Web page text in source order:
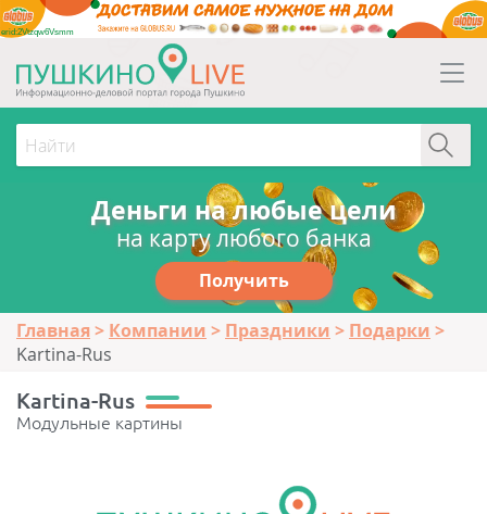
erid:2Vtzqw6Vsmm
Деньги на любые цели
на карту любого банка
Получить
Главная Компании Праздники
Подарки
Kartina-Rus
Kartina-Rus
Модульные картины